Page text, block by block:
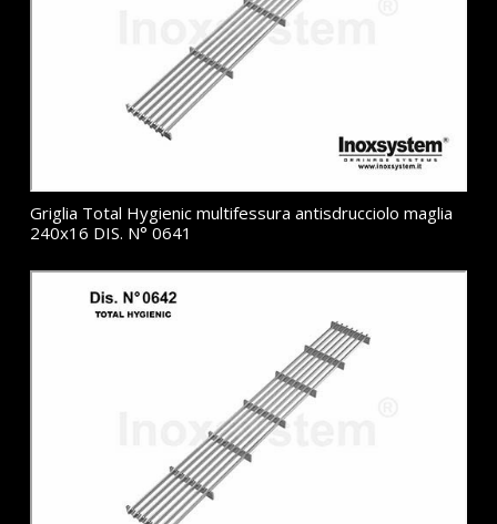
Griglia Total Hygienic multifessura antisdrucciolo maglia
240x16 DIS. N° 0641